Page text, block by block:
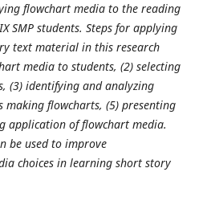
flowchart media to the reading
SMP students. Steps for applying
text material in this research
media to students, (2) selecting
(3) identifying and analyzing
making flowcharts, (5) presenting
application of flowchart media.
be used to improve
choices in learning short story